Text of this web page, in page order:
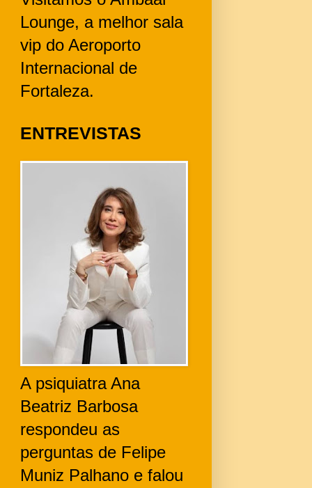
Lounge, a melhor sala
vip do Aeroporto
Internacional de
Fortaleza.
ENTREVISTAS
A psiquiatra Ana
Beatriz Barbosa
respondeu as
perguntas de Felipe
Muniz Palhano e falou